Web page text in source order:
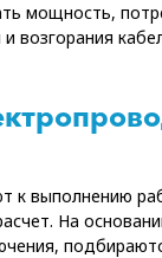
мощность,
возгорания
к выполнению
На